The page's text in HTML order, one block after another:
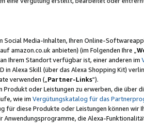
Social Media-Inhalten, Ihren Online-
amazon.co.uk anbieten) (im Folgenden Ihre „
Ihrem Standort verfügbar ist, einer anderen im
in Alexa Skill (über das Alexa Shopping Kit)
verwenden („ Partner-Links“).
oder Leistungen zu erwerben, die über
wie im Vergütungskatalog für das
diese Produkte oder Leistungen können wir
die Alexa-